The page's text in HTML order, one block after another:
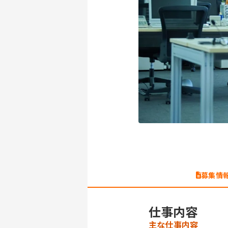
募集情
仕事内容
主な仕事内容